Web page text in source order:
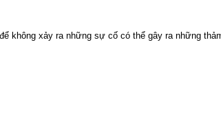
không xảy ra những sự cố có thể gây ra những